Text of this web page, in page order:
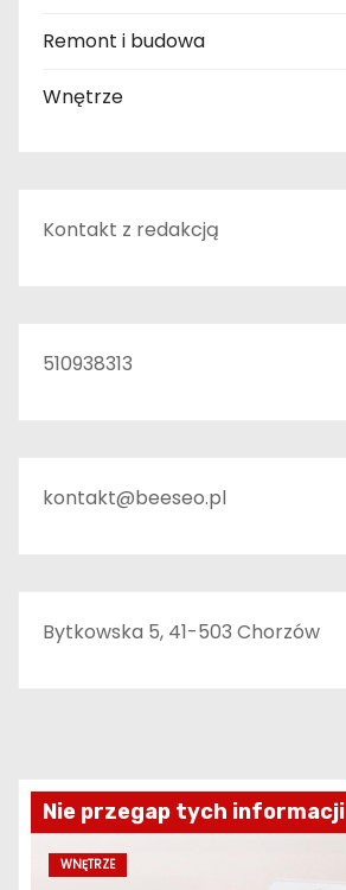
Remont i budowa
Wnętrze
Kontakt z redakcją
510938313
kontakt@beeseo.pl
Bytkowska 5, 41-503 Chorzów
Nie przegap tych informacji
WNĘTRZE